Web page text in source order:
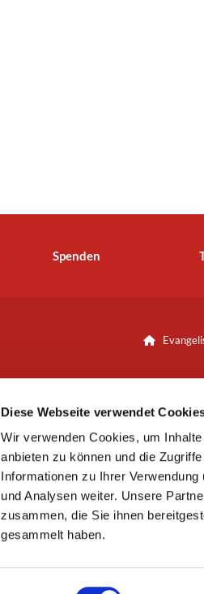
Diese Webseite verwendet
Wir verwenden Cookies, um
anbieten zu können und die
Informationen zu Ihrer
und Analysen weiter. Unsere
zusammen, die Sie ihnen
gesammelt haben.
Spenden

IBAN: CH53 0078